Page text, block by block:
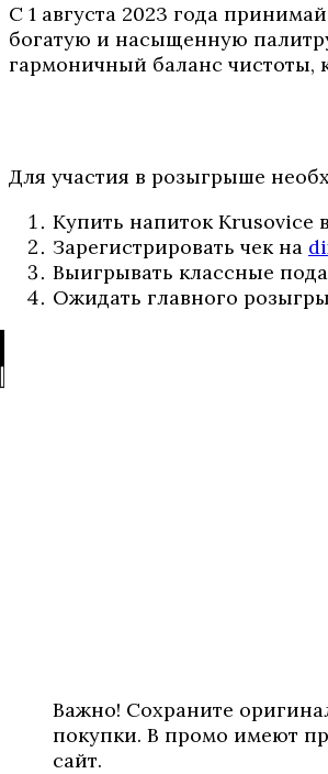
С 1 августа 2023 года
богатую и насыщенную
гармоничный баланс чистоты,
Для участия в розыгрыше
Купить напиток Krusovice
Зарегистрировать чек на
Выигрывать классные
Ожидать главного
Важно! Сохраните
покупки. В промо имеют
сайт.